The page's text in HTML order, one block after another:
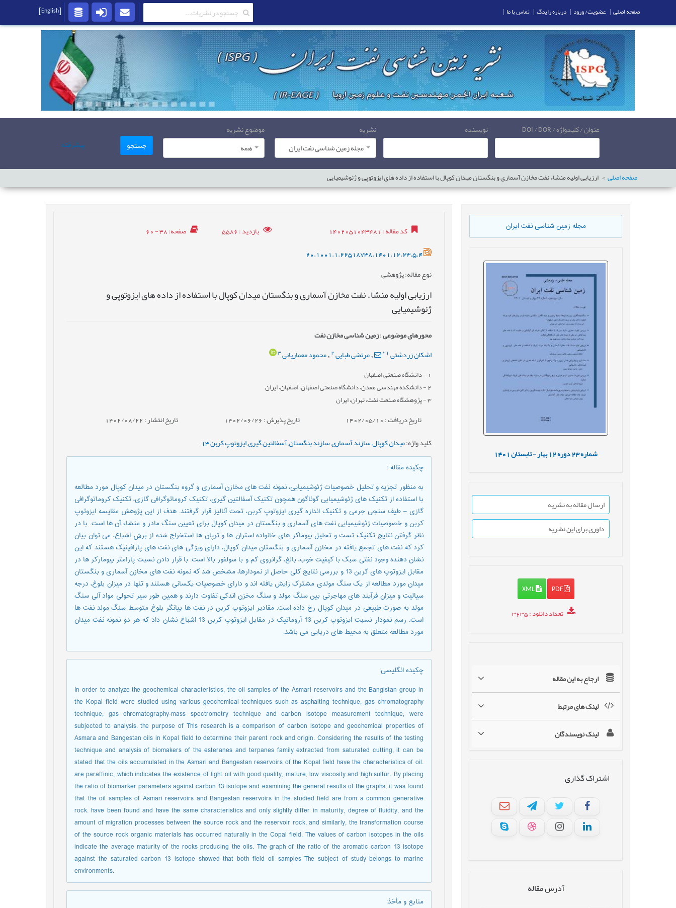
عنوان / کلیدواژه / DOI / DOR نویسنده
نشریه
مجله زمین شناسی نفت ایران
موضوع نشریه
همه
جستجو پیشرفته
صفحه اصلی ارزیابی اولیه منشاء نفت مخازن آسماری و بنگستان میدان کوپال با استفاده از داده های ایزوتوپی و ژئوشیمیایی
مجله زمین شناسی نفت ایران
شماره23 دوره بهار - تابستان1401
ارسال مقاله به نشریه
داوری برای این نشریه
PDF
XML
تعداد دانلود: 3635
ارجاع به این مقاله
لینک های مرتبط
لینک نویسندگان
اشتراک گذاری
آدرس مقاله
کد مقاله: 1402051043481 بازدید: 5586 صفحه: 38 - 60
20.1001.1.22518738.1401.12.23.5.4
نوع مقاله: پژوهشی
ارزیابی اولیه منشاء نفت مخازن آسماری و بنگستان میدان کوپال با استفاده از داده های ایزوتوپی و
ژئوشیمیایی
محورهای موضوعی:زمین شناسی مخازن نفت
اشکان زردشتی 1
*
,مرتضی طبایی2
,محمود معماریانی3
1 - دانشگاه صنعتی اصفهان
2- دانشکده مهندسی معدن، دانشگاه صنعتی اصفهان، اصفهان، ایران
3- پژوهشگاه صنعت نفت، تهران، ایران
تاریخ دریافت : 1402/05/10 تاریخ پذیرش : 1402/06/26 تاریخ انتشار : 1402/08/22
کلید واژه:میدان کوپال,سازند آسماری,سازند بنگستان,آسفالتین گیری,ایزوتوپ کربن 13 ,
چکیده مقاله:
به منظور تجزیه و تحلیل خصوصیات ژئوشیمیایی، نمونه نفت های مخازن آسماری و گروه بنگستان در میدان کوپال مورد مطالعه
با استفاده از تکنیک های ژئوشیمیایی گوناگون همچون تکنیک آسفالتین گیری، تکنیک کروماتوگرافی گازی، تکنیک کروماتوگرافی
گازی – طیف سنجی جرمی و تکنیک اندازه گیری ایزوتوپ کربن، تحت آنالیز قرار گرفتند. هدف از این پژوهش مقایسه ایزوتوپ
کربن و خصوصیات ژئوشیمیایی نفت های آسماری و بنگستان در میدان کوپال برای تعیین سنگ مادر و منشاء آن ها است. با در
نظر گرفتن نتایج تکنیک تست و تحلیل بیوماکر های خانواده استران ها و ترپان ها استخراج شده از برش اشباع، می توان بیان
کرد که نفت های تجمع یافته در مخازن آسماری و بنگستان میدان کوپال، دارای ویژگی های نفت های پارافینیک هستند که این
نشان دهنده وجود نفتی سبک با کیفیت خوب، بالغ، گرانروی کم و با سولفور بالا است. با قرار دادن نسبت پارامتر بیومارکر ها در
مقابل ایزوتوپ های کربن 13 و بررسی نتایج کلی حاصل از نمودارها، مشخص شد که نمونه نفت های مخازن آسماری و بنگستان
میدان مورد مطالعه از یک سنگ مولدی مشترک زایش یافته اند و دارای خصوصیات یکسانی هستند و تنها در میزان بلوغ، درجه
سیالیت و میزان فرآیند های مهاجرتی بین سنگ مولد و سنگ مخزن اندکی تفاوت دارند و همین طور سیر تحولی مواد آلی سنگ
مولد به صورت طبیعی در میدان کوپال رخ داده است. مقادیر ایزوتوپ کربن در نفت ها بیانگر بلوغ متوسط سنگ مولد نفت ها
است. رسم نمودار نسبت ایزوتوپ کربن 13 آروماتیک در مقابل ایزوتوپ کربن 13 اشباع نشان داد که هر دو نمونه نفت میدان
مورد مطالعه متعلق به محیط های دریایی می باشد.
چکیده انگلیسی:
In order to analyze the geochemical characteristics, the oil samples of the Asmari reservoirs and the Bangistan group in
the Kopal field were studied using various geochemical techniques such as asphalting technique, gas chromatography
technique, gas chromatography-mass spectrometry technique and carbon isotope measurement technique, were
subjected to analysis. the purpose of This research is a comparison of carbon isotope and geochemical properties of
Asmara and Bangestan oils in Kopal field to determine their parent rock and origin. Considering the results of the testing
technique and analysis of biomakers of the esteranes and terpanes family extracted from saturated cutting, it can be
stated that the oils accumulated in the Asmari and Bangestan reservoirs of the Kopal field have the characteristics of oil.
are paraffinic, which indicates the existence of light oil with good quality, mature, low viscosity and high sulfur. By placing
the ratio of biomarker parameters against carbon 13 isotope and examining the general results of the graphs, it was found
that the oil samples of Asmari reservoirs and Bangestan reservoirs in the studied field are from a common generative
rock. have been found and have the same characteristics and only slightly differ in maturity, degree of fluidity, and the
amount of migration processes between the source rock and the reservoir rock, and similarly, the transformation course
of the source rock organic materials has occurred naturally in the Copal field. The values of carbon isotopes in the oils
indicate the average maturity of the rocks producing the oils. The graph of the ratio of the aromatic carbon 13 isotope
against the saturated carbon 13 isotope showed that both field oil samples The subject of study belongs to marine
environments.
منابع و مأخذ:
صفحه اصلی | عضویت/ ورود | درباره رایمگ | تماس با ما |
[English]